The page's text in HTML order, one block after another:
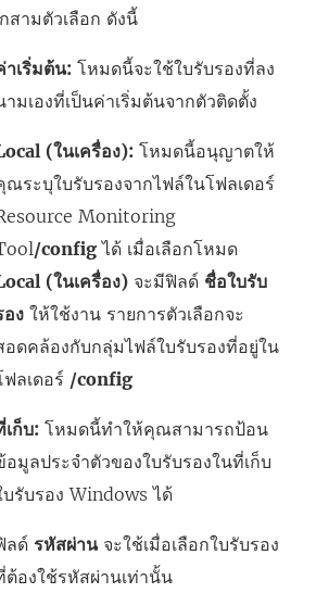
สามตัวเลือก ดังนี้
าเริ่มต้น: โหมดนี้จะใช้ใบรับรองที่ลง
ามเองที่เป็นค่าเริ่มต้นจากตัวติดตั้ง
(ในเครื่อง): โหมดนี้อนุญาตให้
ณระบุใบรับรองจากไฟล์ในโฟลเดอร์
Monitoring
/config ได้ เมื่อเลือกโหมด
(ในเครื่อง) จะมีฟิลด์ ชื่อใบรับ
อง ให้ใช้งาน รายการตัวเลือกจะ
อดคล้องกับกลุ่มไฟล์ใบรับรองที่อยู่ใน
ฟลเดอร์ /config
เก็บ: โหมดนี้ทำให้คุณสามารถป้อน
อมูลประจำตัวของใบรับรองในที่เก็บ
บรับรอง Windows ได้
ลด์ รหัสผ่านจะใช้เมื่อเลือกใบรับรอง
ต้องใช้รหัสผ่านเท่านั้น